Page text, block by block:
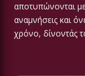
αποτυπώνονται
αναμνήσεις και
χρόνο, δίνοντάς